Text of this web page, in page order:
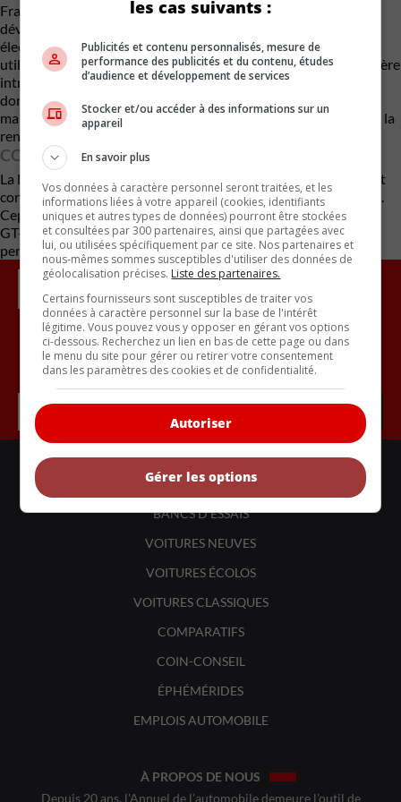
François Bailly, vice-président senior de Nissan, a révélé que le
développement de la R37, une potentielle première GT-R
électrique, est en cours. Cette nouvelle génération pourrait
utiliser des batteries à l’état solide, technologie que Nissan espère
introduire d’ici 2028. La sortie de cette nouvelle GT-R pourrait
donc ne pas avoir lieu avant plusieurs années, mais promet de
maintenir la tradition de performance et d’innovation qui a fait la
renommée de ce modèle.
CONCLUSION
La Nissan GT-R, après avoir marqué l’histoire de l’automobile et
conquis de nombreux fans, se retire du marché nord-américain.
Cependant, avec des projets ambitieux pour son successeur, la
GT-R pourrait bien continuer à incarner l’innovation et la
performance pour les années à venir.
Inscrivez vous à l'infolettre.
ACTUALITÉS
BANCS D'ESSAIS
VOITURES NEUVES
VOITURES ÉCOLOS
VOITURES CLASSIQUES
COMPARATIFS
COIN-CONSEIL
ÉPHÉMÉRIDES
EMPLOIS AUTOMOBILE
À PROPOS DE NOUS
Depuis 20 ans, l’Annuel de l’automobile demeure l’outil de
les cas suivants :
Publicités et contenu personnalisés, mesure de
performance des publicités et du contenu, études
d’audience et développement de services
Stocker et/ou accéder à des informations sur un
appareil
En savoir plus
Vos données à caractère personnel seront traitées, et les
informations liées à votre appareil (cookies, identifiants
uniques et autres types de données) pourront être stockées
et consultées par 300 partenaires, ainsi que partagées avec
lui, ou utilisées spécifiquement par ce site. Nos partenaires et
nous-mêmes sommes susceptibles d'utiliser des données de
géolocalisation précises. Liste des partenaires.
Certains fournisseurs sont susceptibles de traiter vos
données à caractère personnel sur la base de l'intérêt
légitime. Vous pouvez vous y opposer en gérant vos options
ci-dessous. Recherchez un lien en bas de cette page ou dans
le menu du site pour gérer ou retirer votre consentement
dans les paramètres des cookies et de confidentialité.
Autoriser
Gérer les options